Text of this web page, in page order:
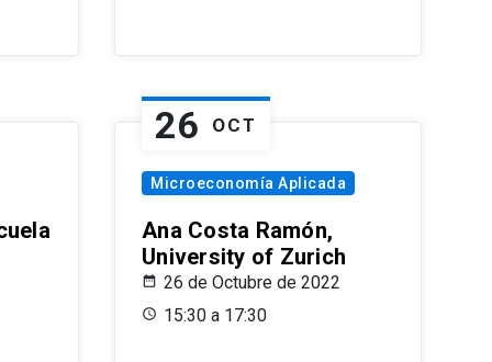
26 OCT
Microeconomía Aplicada
Ana Costa Ramón,
University of Zurich
26 de Octubre de 2022
15:30 a 17:30